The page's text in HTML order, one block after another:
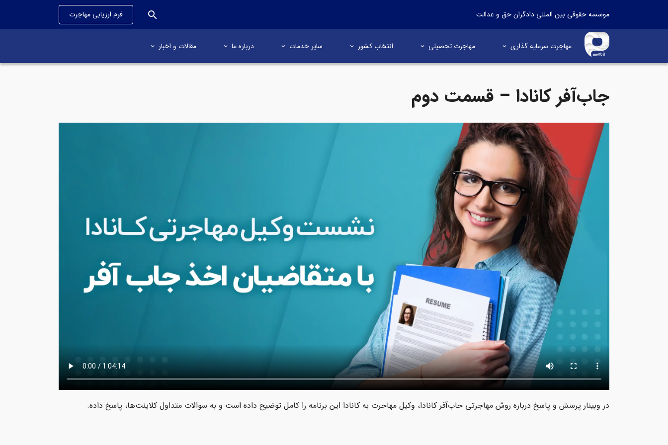
موسسه حقوقی بین المللی دادگران حق و عدالت فرم ارزیابی مهاجرت search
مهاجرت سرمایه گذاری مهاجرت تحصیلی انتخاب کشور سایر خدمات درباره ما مقالات و اخبار
جاب‌آفر کانادا – قسمت دوم
در وبینار پرسش و پاسخ درباره روش مهاجرتی جاب‌آفر کانادا، وکیل مهاجرت به کانادا این برنامه را کامل توضیح داده است و به سوالات متداول کلاینت‌ها، پاسخ داده.